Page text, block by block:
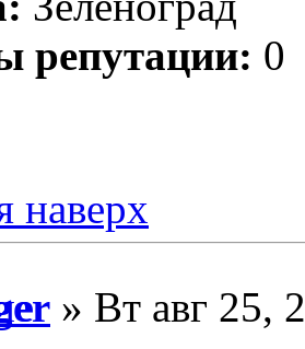
репутации: 0
наверх
» Вт авг 25,